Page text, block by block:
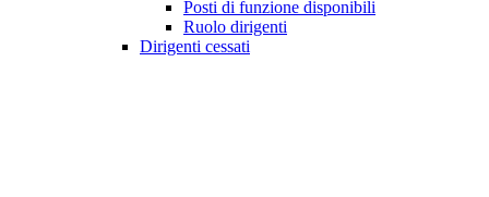
Posti di funzione disponibili
Ruolo dirigenti
Dirigenti cessati